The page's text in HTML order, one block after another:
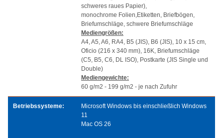
schweres raues Papier),
monochrome Folien,Etiketten, Briefbögen,
Briefumschläge, schwere Briefumschläge
Mediengrößen:
A4, A5, A6, RA4, B5 (JIS), B6 (JIS), 10 x 15 cm,
Oficio (216 x 340 mm), 16K, Briefumschläge
(C5, B5, C6, DL ISO), Postkarte (JIS Single und
Double)
Mediengewichte:
60 g/m2 - 199 g/m2 - je nach Zufuhr
Betriebssysteme:
Microsoft Windows bis einschließlich Windows
11
Mac OS 26